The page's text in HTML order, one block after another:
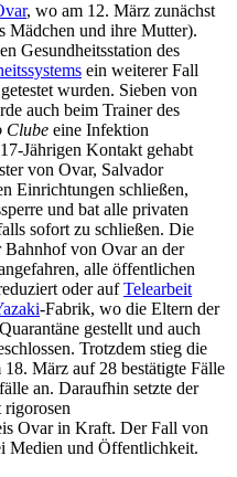
, wo am 12. März zunächst
Mädchen und ihre Mutter).
Gesundheitsstation des
ein weiterer Fall
wurden. Sieben von
auch beim Trainer des
Clube eine Infektion
Jährigen Kontakt gehabt
von Ovar, Salvador
Einrichtungen schließen,
und bat alle privaten
sofort zu schließen. Die
Bahnhof von Ovar an der
alle öffentlichen
oder aufTelearbeit
-Fabrik, wo die Eltern der
gestellt und auch
Trotzdem stieg die
März auf 28 bestätigte Fälle
an. Daraufhin setzte der
Ovar in Kraft. Der Fall von
Medien und Öffentlichkeit.